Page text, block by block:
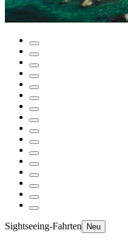
Sightseeing-Fahrten Neu